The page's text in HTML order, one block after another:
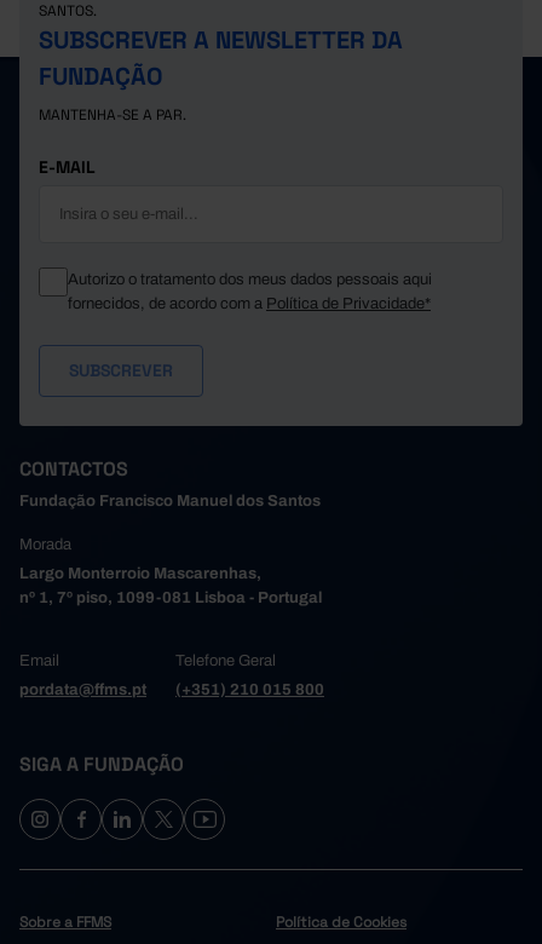
SANTOS.
SUBSCREVER A NEWSLETTER DA
FUNDAÇÃO
MANTENHA-SE A PAR.
E-MAIL
Autorizo o tratamento dos meus dados pessoais aqui
fornecidos, de acordo com a Política de Privacidade*
CONTACTOS
Fundação Francisco Manuel dos Santos
Morada
Largo Monterroio Mascarenhas,
nº 1, 7º piso, 1099-081 Lisboa - Portugal
Email
pordata@ffms.pt
Telefone Geral
(+351) 210 015 800
SIGA A FUNDAÇÃO
Sobre a FFMS Política de Cookies